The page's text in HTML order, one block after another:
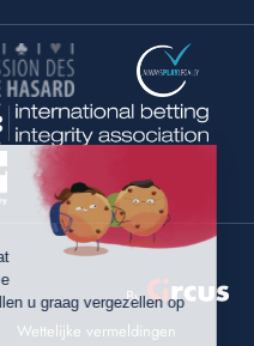
By
Wettelijke vermeldingen